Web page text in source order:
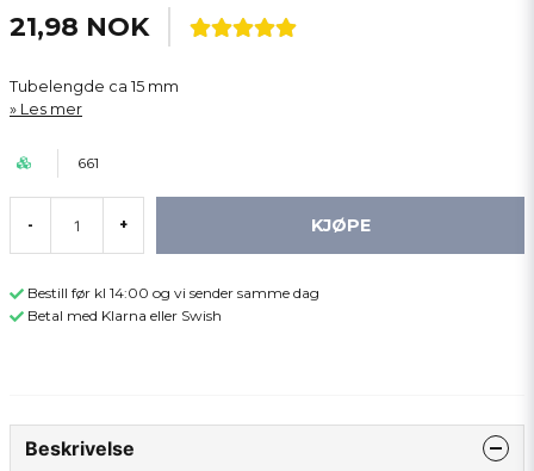
21,98 NOK
Tubelengde ca 15 mm
Les mer
661
- + KJØPE
Bestill før kl 14:00 og vi sender samme dag
Betal med Klarna eller Swish
Beskrivelse